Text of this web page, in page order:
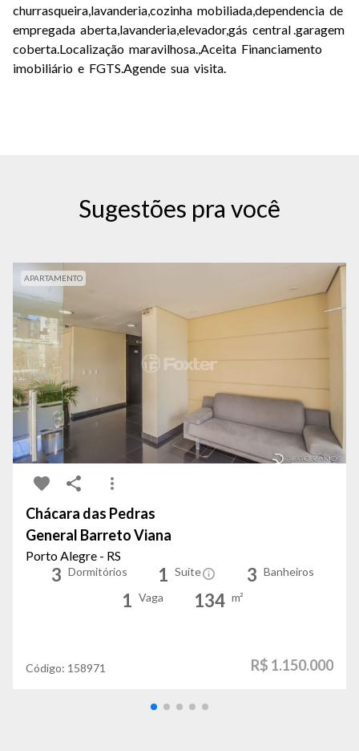
churrasqueira,lavanderia,cozinha mobiliada,dependencia de
empregada aberta,lavanderia,elevador,gás central .garagem
coberta.Localização maravilhosa.,Aceita Financiamento
imobiliário e FGTS.Agende sua visita.
Sugestões pra você
APARTAMENTO
Chácara das Pedras
General Barreto Viana
Porto Alegre - RS
3 Dormitórios 1 Suíte 3 Banheiros
1 Vaga 134 m²
Código: 158971 R$ 1.150.000